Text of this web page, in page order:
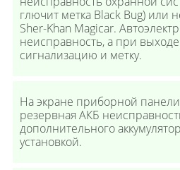
глючит метка Black Bug) или
Sher-Khan Magicar.
неисправность, а при
сигнализацию и метку.
На экране приборной
резервная АКБ
дополнительного
установкой.